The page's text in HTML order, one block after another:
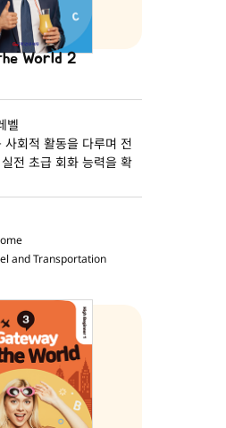
World 2
벨
사회적 활동을 다루며 전
전 초급 회화 능력을 확
and Transportation